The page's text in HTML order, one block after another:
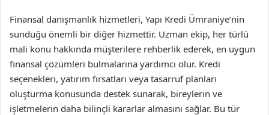
Finansal danışmanlık hizmetleri, Yapı Kredi Ümraniye’nin
sunduğu önemli bir diğer hizmettir. Uzman ekip, her türlü
mali konu hakkında müşterilere rehberlik ederek, en uygun
finansal çözümleri bulmalarına yardımcı olur. Kredi
seçenekleri, yatırım fırsatları veya tasarruf planları
oluşturma konusunda destek sunarak, bireylerin ve
işletmelerin daha bilinçli kararlar almasını sağlar. Bu tür